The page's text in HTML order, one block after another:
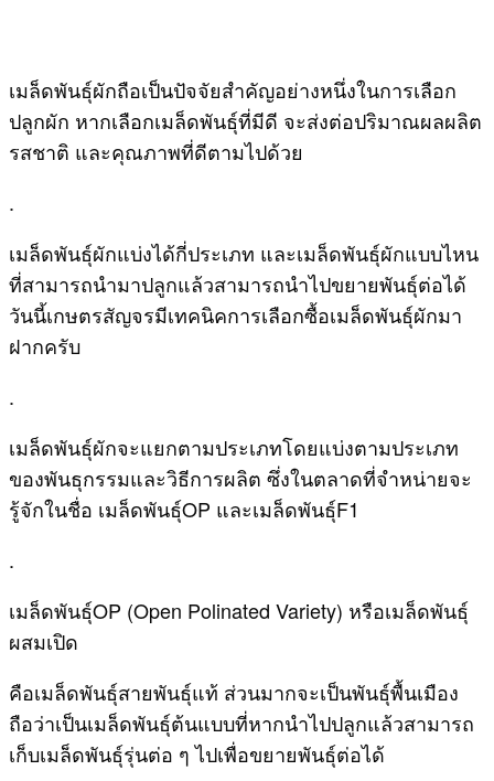
เมล็ดพันธุ์ผักถือเป็นปัจจัยสำคัญอย่างหนึ่งในการเลือก
ปลูกผัก หากเลือกเมล็ดพันธุ์ที่มีดี จะส่งต่อปริมาณผลผลิต
รสชาติ และคุณภาพที่ดีตามไปด้วย
.
เมล็ดพันธุ์ผักแบ่งได้กี่ประเภท และเมล็ดพันธุ์ผักแบบไหน
ที่สามารถนำมาปลูกแล้วสามารถนำไปขยายพันธุ์ต่อได้
วันนี้เกษตรสัญจรมีเทคนิคการเลือกซื้อเมล็ดพันธุ์ผักมา
ฝากครับ
.
เมล็ดพันธุ์ผักจะแยกตามประเภทโดยแบ่งตามประเภท
ของพันธุกรรมและวิธีการผลิต ซึ่งในตลาดที่จำหน่ายจะ
รู้จักในชื่อ เมล็ดพันธุ์OP และเมล็ดพันธุ์F1
.
เมล็ดพันธุ์OP (Open Polinated Variety) หรือเมล็ดพันธุ์
ผสมเปิด
คือเมล็ดพันธุ์สายพันธุ์แท้ ส่วนมากจะเป็นพันธุ์พื้นเมือง
ถือว่าเป็นเมล็ดพันธุ์ต้นแบบที่หากนำไปปลูกแล้วสามารถ
เก็บเมล็ดพันธุ์รุ่นต่อ ๆ ไปเพื่อขยายพันธุ์ต่อได้